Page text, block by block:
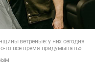
ветреные: у них сегодня
то все время придумывать»